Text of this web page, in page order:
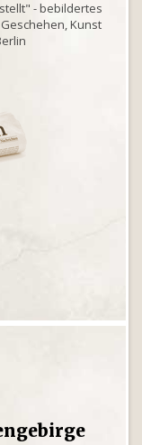
- bebildertes
Kunst